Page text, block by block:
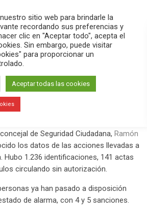
search menu pause PLAY
que pasan a
por saltarse el
de Seguridad Ciudadana, Ramón
los datos de las acciones llevadas a
Hubo 1.236 identificaciones, 141 actas
circulando sin autorización.
ya han pasado a disposición
de alarma, con 4 y 5 sanciones.
sitio web para brindarle la
recordando sus preferencias y
clic en "Aceptar todo", acepta el
Sin embargo, puede visitar
para proporcionar un
Aceptar todas las cookies